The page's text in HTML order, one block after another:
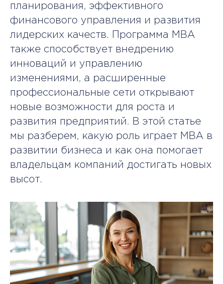
планирования, эффективного
финансового управления и развития
лидерских качеств. Программа MBA
также способствует внедрению
инноваций и управлению
изменениями, а расширенные
профессиональные сети открывают
новые возможности для роста и
развития предприятий. В этой статье
мы разберем, какую роль играет MBA в
развитии бизнеса и как она помогает
владельцам компаний достигать новых
высот.